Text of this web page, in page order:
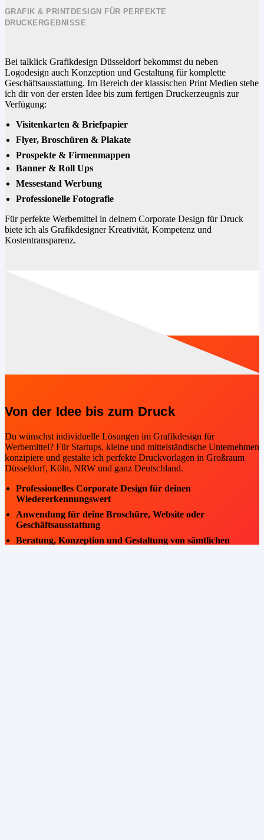
GRAFIK & PRINTDESIGN FÜR PERFEKTE
DRUCKERGEBNISSE
Bei talklick Grafikdesign Düsseldorf bekommst du neben
Logodesign auch Konzeption und Gestaltung für komplette
Geschäftsausstattung. Im Bereich der klassischen Print Medien stehe
ich dir von der ersten Idee bis zum fertigen Druckerzeugnis zur
Verfügung:
Visitenkarten & Briefpapier
Flyer, Broschüren & Plakate
Prospekte & Firmenmappen
Banner & Roll Ups
Messestand Werbung
Professionelle Fotografie
Für perfekte Werbemittel in deinem Corporate Design für Druck
biete ich als Grafikdesigner Kreativität, Kompetenz und
Kostentransparenz.
Von der Idee bis zum Druck
Du wünschst individuelle Lösungen im Grafikdesign für
Werbemittel? Für Startups, kleine und mittelständische Unternehmen
konzipiere und gestalte ich perfekte Druckvorlagen in Großraum
Düsseldorf, Köln, NRW und ganz Deutschland.
Professionelles Corporate Design für deinen
Wiedererkennungswert
Anwendung für deine Broschüre, Website oder
Geschäftsausstattung
Beratung, Konzeption und Gestaltung von sämtlichen